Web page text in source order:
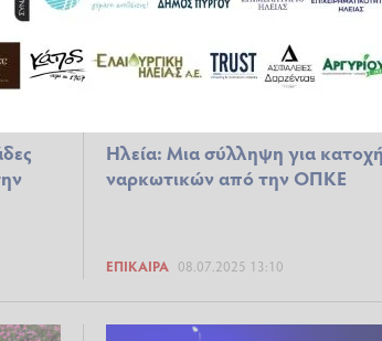
Ηλεία: Μια σύλληψη για
ναρκωτικών από την ΟΠΚΕ
ΕΠΊΚΑΙΡΑ 08.07.2025 13:10